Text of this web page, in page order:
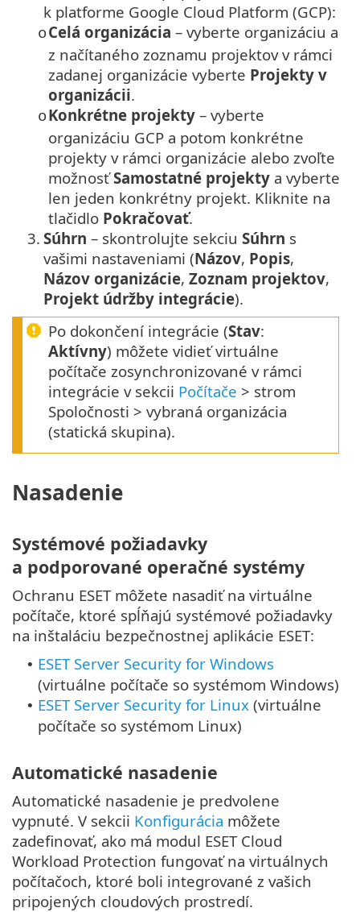
k platforme Google Cloud Platform (GCP):
oCelá organizácia – vyberte organizáciu a
z načítaného zoznamu projektov v rámci
zadanej organizácie vyberte Projekty v
organizácii.
oKonkrétne projekty – vyberte
organizáciu GCP a potom konkrétne
projekty v rámci organizácie alebo zvoľte
možnosťSamostatné projekty a vyberte
len jeden konkrétny projekt. Kliknite na
tlačidlo Pokračovať.
3. Súhrn – skontrolujte sekciu Súhrn s
vašimi nastaveniami (Názov, Popis,
Názov organizácie, Zoznam projektov,
Projekt údržby integrácie).
Po dokončení integrácie (Stav:
Aktívny) môžete vidieť virtuálne
počítače zosynchronizované v rámci
integrácie v sekcii Počítače > strom
Spoločnosti > vybraná organizácia
(statická skupina).
Nasadenie
Systémové požiadavky
a podporované operačné systémy
Ochranu ESET môžete nasadiť na virtuálne
počítače, ktoré spĺňajú systémové požiadavky
na inštaláciu bezpečnostnej aplikácie ESET:
• ESET Server Security for Windows
(virtuálne počítače so systémom Windows)
• ESET Server Security for Linux (virtuálne
počítače so systémom Linux)
Automatické nasadenie
Automatické nasadenie je predvolene
vypnuté. V sekcii Konfigurácia môžete
zadefinovať, ako má modul ESET Cloud
Workload Protection fungovať na virtuálnych
počítačoch, ktoré boli integrované z vašich
pripojených cloudových prostredí.